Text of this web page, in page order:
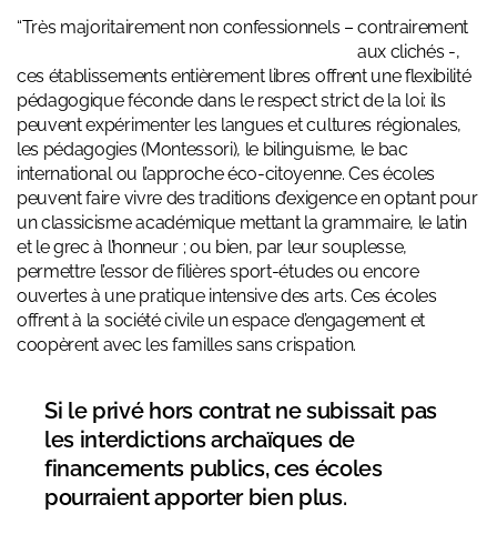
“Très majoritairement non confessionnels – contrairement
aux clichés -,
ces établissements entièrement libres offrent une flexibilité
pédagogique féconde dans le respect strict de la loi: ils
peuvent expérimenter les langues et cultures régionales,
les pédagogies (Montessori), le bilinguisme, le bac
international ou l’approche éco-citoyenne. Ces écoles
peuvent faire vivre des traditions d’exigence en optant pour
un classicisme académique mettant la grammaire, le latin
et le grec à l’honneur ; ou bien, par leur souplesse,
permettre l’essor de filières sport-études ou encore
ouvertes à une pratique intensive des arts. Ces écoles
offrent à la société civile un espace d’engagement et
coopèrent avec les familles sans crispation.
Si le privé hors contrat ne subissait pas
les interdictions archaïques de
financements publics, ces écoles
pourraient apporter bien plus.